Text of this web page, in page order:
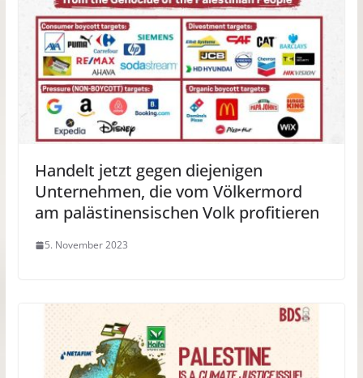
Handelt jetzt gegen diejenigen
Unternehmen, die vom Völkermord
am palästinensischen Volk profitieren
5. November 2023